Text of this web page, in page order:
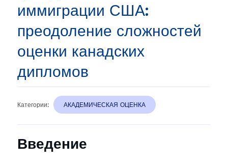
иммиграции США:
преодоление сложностей
оценки канадских
дипломов
Категории: АКАДЕМИЧЕСКАЯ ОЦЕНКА
Введение